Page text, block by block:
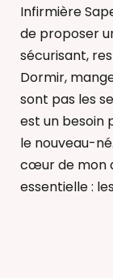
Infirmière
de proposer
sécurisant,
Dormir,
sont pas les
est un besoin
le nouveau-
cœur de mon
essentielle :